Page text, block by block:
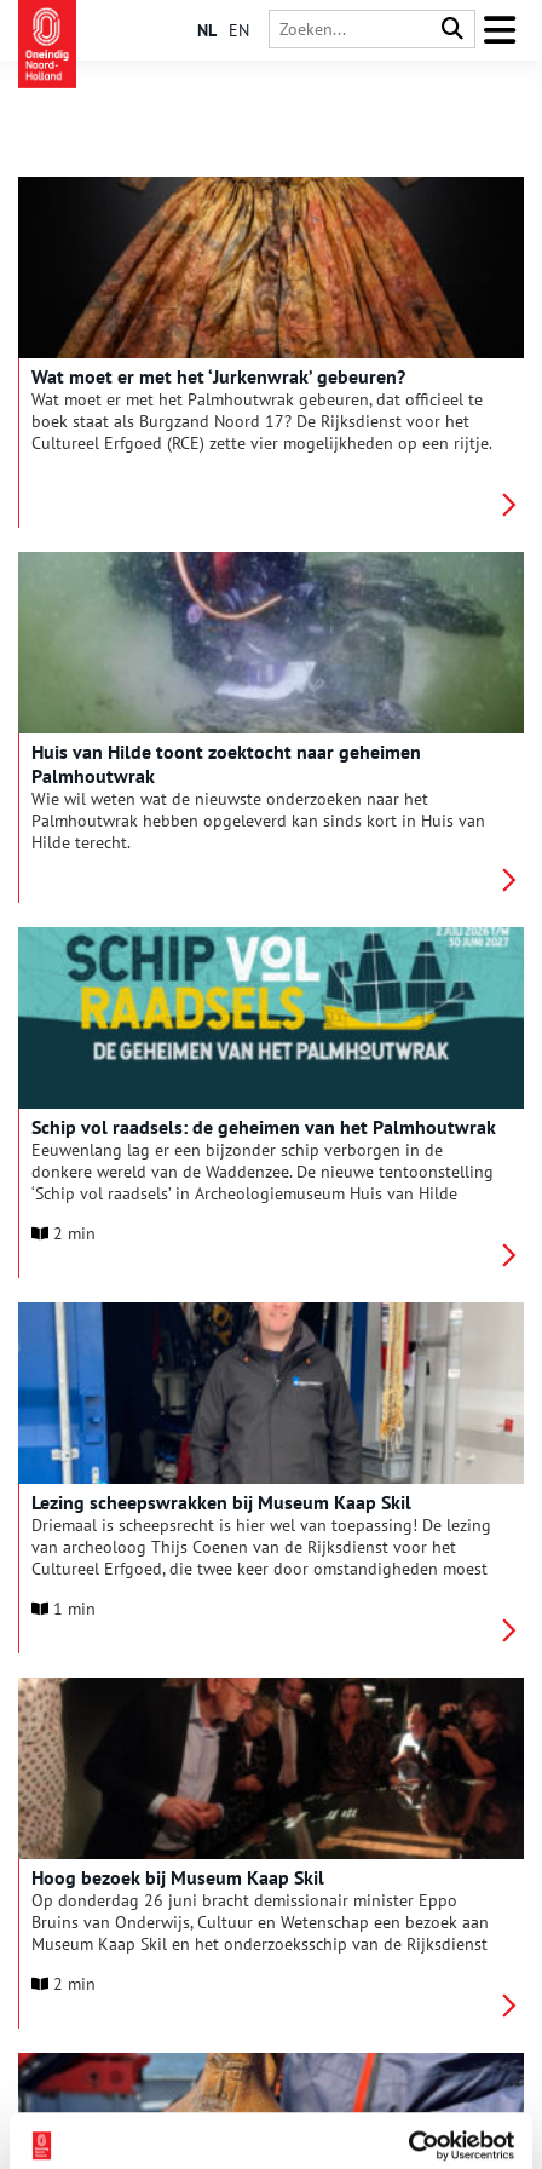
NL EN
Wat moet er met het ‘Jurkenwrak’ gebeuren?
Wat moet er met het Palmhoutwrak gebeuren, dat officieel te
boek staat als Burgzand Noord 17? De Rijksdienst voor het
Cultureel Erfgoed (RCE) zette vier mogelijkheden op een rijtje.
Huis van Hilde toont zoektocht naar geheimen
Palmhoutwrak
Wie wil weten wat de nieuwste onderzoeken naar het
Palmhoutwrak hebben opgeleverd kan sinds kort in Huis van
Hilde terecht.
Schip vol raadsels: de geheimen van het Palmhoutwrak
Eeuwenlang lag er een bijzonder schip verborgen in de
donkere wereld van de Waddenzee. De nieuwe tentoonstelling
‘Schip vol raadsels’ in Archeologiemuseum Huis van Hilde
scheepswrak dat bij toeval werd ontdekt. Niet eerder getoonde
naar boven.
2 min
Lezing scheepswrakken bij Museum Kaap Skil
Driemaal is scheepsrecht is hier wel van toepassing! De lezing
van archeoloog Thijs Coenen van de Rijksdienst voor het
Cultureel Erfgoed, die twee keer door omstandigheden moest
Thijs vertelt dan bij Museum Kaap Skil over het veldwerk dat
1 min
Hoog bezoek bij Museum Kaap Skil
Op donderdag 26 juni bracht demissionair minister Eppo
Bruins van Onderwijs, Cultuur en Wetenschap een bezoek aan
Museum Kaap Skil en het onderzoeksschip van de Rijksdienst
onder andere verschillende wethouders en de gedeputeerde
2 min